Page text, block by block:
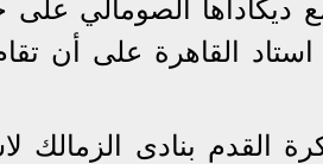
استاد القاهرة على أن
القدم بنادى الزمالك